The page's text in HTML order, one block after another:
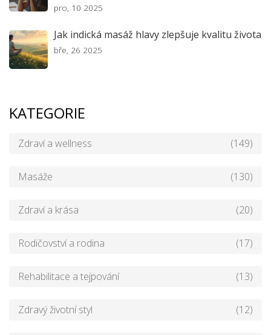
pro, 10 2025
Jak indická masáž hlavy zlepšuje kvalitu života
bře, 26 2025
KATEGORIE
Zdraví a wellness (149)
Masáže (130)
Zdraví a krása (20)
Rodičovství a rodina (17)
Rehabilitace a tejpování (13)
Zdravý životní styl (12)